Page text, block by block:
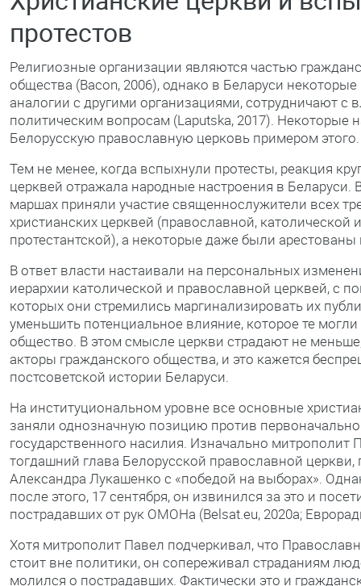
протестов
Религиозные организации являются частью
общества (Bacon, 2006), однако в Беларуси некоторые
аналогии с другими организациями, сотрудничают с
политическим вопросам (Laputska, 2017). Некоторые
Белорусскую православную церковь примером этого.
Тем не менее, когда вспыхнули протесты, реакция
церквей отражала народные настроения в Беларуси.
маршах приняли участие священнослужители всех
христианских церквей (православной, католической и
протестантской), а некоторые даже были
В ответ власти настаивали на персональных
иерархии католической и православной церквей, с
которых они стремились маргинализировать их
уменьшить потенциальное влияние, которое те могли
общество. В этом смысле церкви страдают не
акторы гражданского общества, и это кажется
постсоветской истории Беларуси.
На институциональном уровне все основные
заняли однозначную позицию против
государственного насилия. Изначально митрополит
тогдашний глава Белорусской православной церкви,
Александра Лукашенко с «победой на выборах».
после этого, 17 сентября, он извинился за это и
пострадавших от рук ОМОНа (Belsat.eu, 2020а;
Хотя митрополит Павел подчеркивал, что
стоит вне политики, он сопереживал страданиям
молился о пострадавших. Фактически это и